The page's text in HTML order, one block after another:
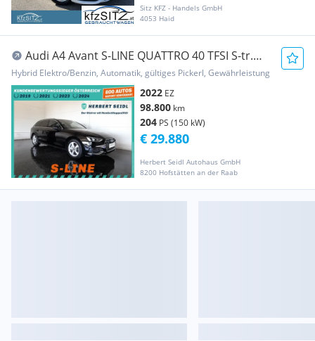
Sitz KFZ - Handels GmbH
4053 Haid
Audi A4 Avant S-LINE QUATTRO 40 TFSI S-tr.
*STANDHEI...
Hybrid Elektro/Benzin, Automatik, gültiges Pickerl, Gewährleistung
2022 EZ
98.800 km
204 PS (150 kW)
Herbert Seidl Autohaus GmbH
8200 Hofstätten an der Raab
€ 29.880